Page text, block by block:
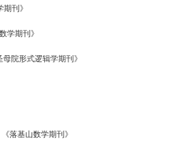
期刊》
学期刊》
母院形式逻辑学期刊》
《落基山数学期刊》